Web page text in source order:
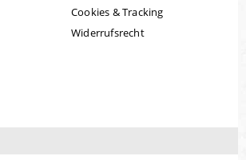
Cookies & Tracking
Widerrufsrecht